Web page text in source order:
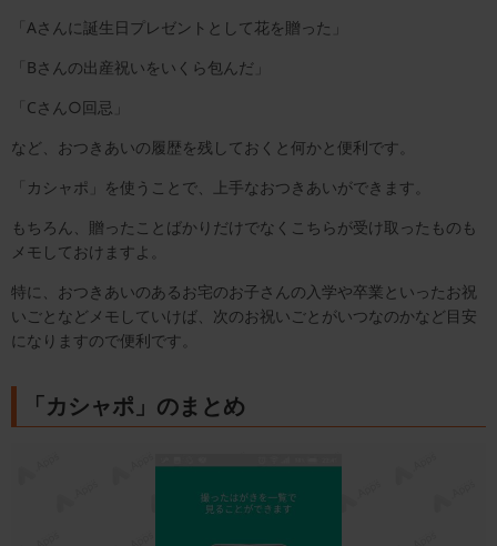
「Aさんに誕生日プレゼントとして花を贈った」
「Bさんの出産祝いをいくら包んだ」
「Cさん○回忌」
など、おつきあいの履歴を残しておくと何かと便利です。
「カシャポ」を使うことで、上手なおつきあいができます。
もちろん、贈ったことばかりだけでなくこちらが受け取ったものも
メモしておけますよ。
特に、おつきあいのあるお宅のお子さんの入学や卒業といったお祝
いごとなどメモしていけば、次のお祝いごとがいつなのかなど目安
になりますので便利です。
「カシャポ」のまとめ